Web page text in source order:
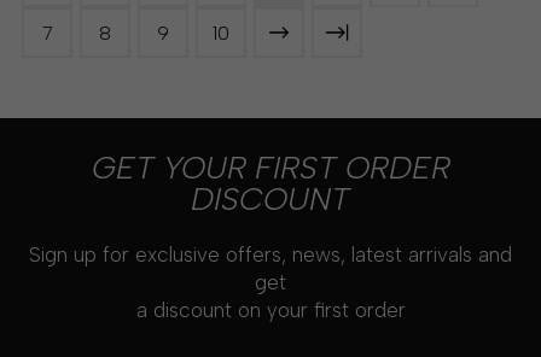
7 8 9 10
GET YOUR FIRST ORDER
DISCOUNT
Sign up for exclusive offers, news, latest arrivals and
get
a discount on your first order